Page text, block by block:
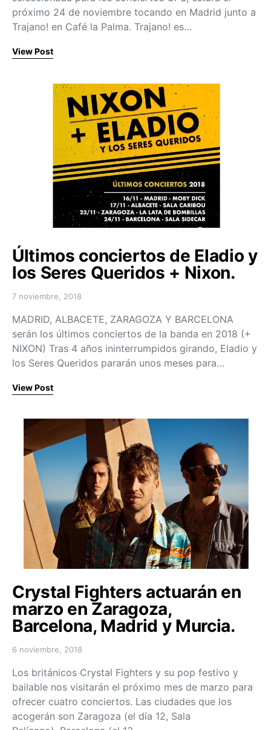
próximo 24 de noviembre tocando en Madrid junto a
Trajano! en Café la Palma. Trajano! es…
View Post
Últimos conciertos de Eladio y
los Seres Queridos + Nixon.
Posted on
7 noviembre, 2018
MADRID, ALBACETE, ZARAGOZA Y BARCELONA
serán los últimos conciertos de la banda en 2018 (+
NIXON) Tras 4 años ininterrumpidos girando, Eladio y
los Seres Queridos pararán unos meses para…
View Post
Crystal Fighters actuarán en
marzo en Zaragoza,
Barcelona, Madrid y Murcia.
Posted on
6 noviembre, 2018
Los británicos Crystal Fighters y su pop festivo y
bailable nos visitarán el próximo mes de marzo para
ofrecer cuatro conciertos. Las ciudades que los
acogerán son Zaragoza (el día 12, Sala